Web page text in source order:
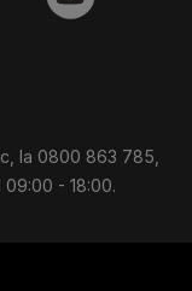
la 0800 863 785,
- 18:00.
youtube